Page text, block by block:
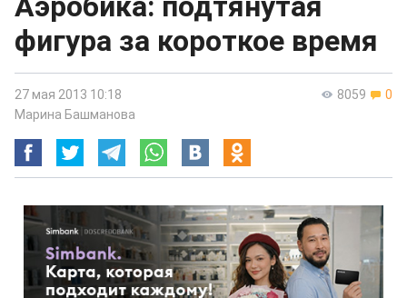
фигура за короткое время
8059 0
27 мая 2013 10:18
Марина Башманова